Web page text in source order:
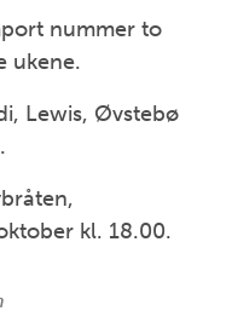
nummer to
ukene.
Lewis, Øvstebø
kl. 18.00.